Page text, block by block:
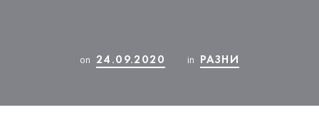
on 24.09.2020 in РАЗНИ